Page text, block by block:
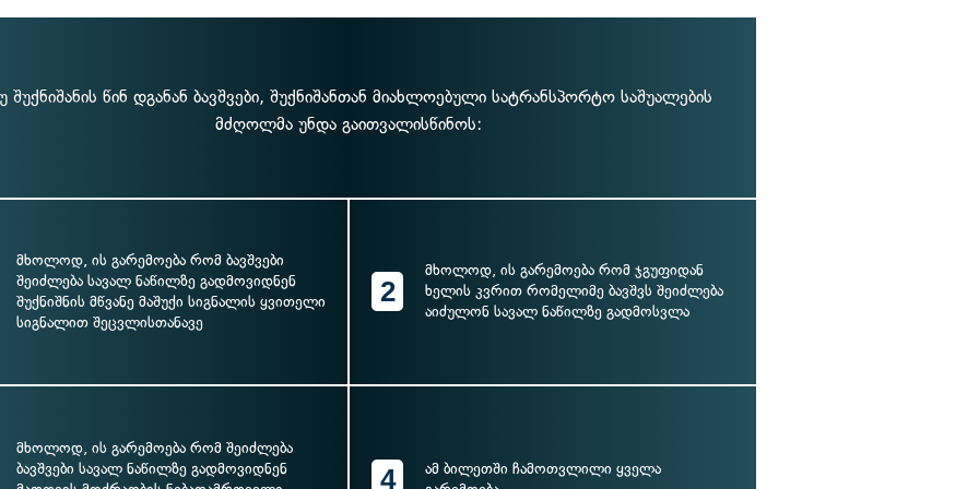
შუქნიშანის წინ დგანან ბავშვები, შუქნიშანთან მიახლოებული სატრანსპორტო საშუალების
მძღოლმა უნდა გაითვალისწინოს:
მხოლოდ, ის გარემოება რომ ბავშვები
შეიძლება სავალ ნაწილზე გადმოვიდნენ
შუქნიშნის მწვანე მაშუქი სიგნალის ყვითელი
სიგნალით შეცვლისთანავე
2
მხოლოდ, ის გარემოება რომ ჯგუფიდან
ხელის კვრით რომელიმე ბავშვს შეიძლება
აიძულონ სავალ ნაწილზე გადმოსვლა
მხოლოდ, ის გარემოება რომ შეიძლება
ბავშვები სავალ ნაწილზე გადმოვიდნენ
4
ამ ბილეთში ჩამოთვლილი ყველა